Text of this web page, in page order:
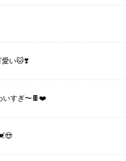
愛い🐱❣️
いすぎ〜🍫❤️